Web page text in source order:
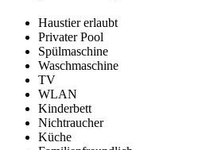
Haustier erlaubt
Privater Pool
Spülmaschine
Waschmaschine
TV
WLAN
Kinderbett
Nichtraucher
Küche